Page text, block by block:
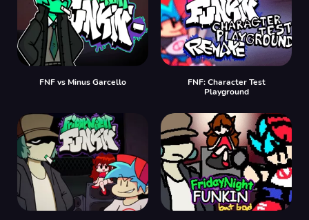
FNF vs Minus Garcello
FNF: Character Test
Playground